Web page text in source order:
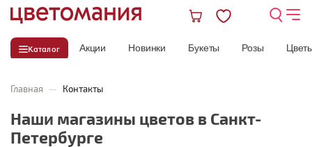
Каталог Акции Новинки Букеты Розы
Главная — Контакты
Наши магазины цветов в Санкт-
Петербурге